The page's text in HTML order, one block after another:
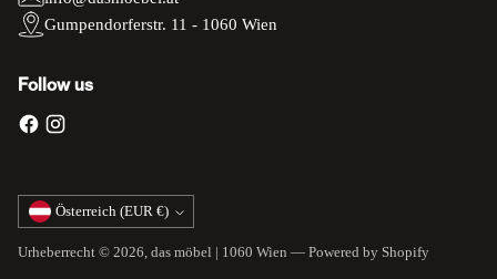
Gumpendorferstr. 11 - 1060 Wien
Follow us
Währung Österreich (EUR €)
Urheberrecht © 2026, das möbel | 1060 Wien — Powered by Shopify